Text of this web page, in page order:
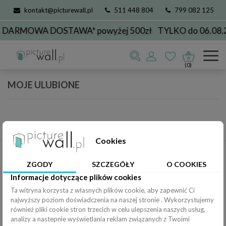
kontakt@picturewall.pl 511 448 804 799 082 125
DOSTAWA* powyżej 500zł TYLKO do
(0)
MOJE ULUBIONE
PRODUKTY
MOJE KONTO
Cookies
ZGODY SZCZEGÓŁY O COOKIES
Informacje dotyczące plików cookies
Ta witryna korzysta z własnych plików cookie, aby zapewnić Ci
najwyższy poziom doświadczenia na naszej stronie . Wykorzystujemy
również pliki cookie stron trzecich w celu ulepszenia naszych usług,
analizy a nastepnie wyświetlania reklam związanych z Twoimi